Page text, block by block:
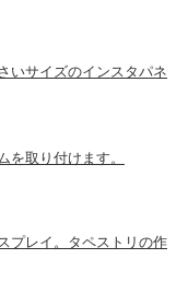
いサイズのインスタパネ
を取り付けます。
プレイ。タペストリの作